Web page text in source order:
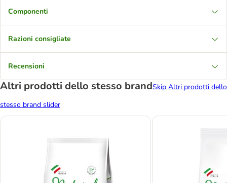
Componenti
Razioni consigliate
Recensioni
Altri prodotti dello stesso brandSkip Altri prodotti dello
stesso brand slider